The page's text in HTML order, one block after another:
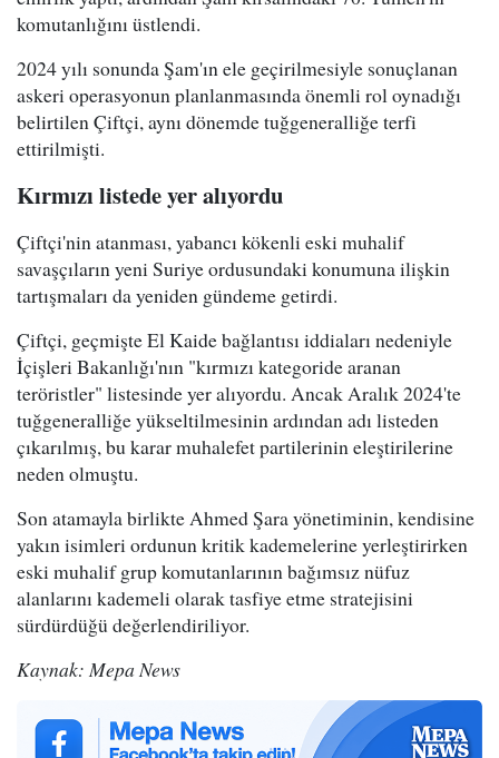
komutanlığını üstlendi.
2024 yılı sonunda Şam'ın ele geçirilmesiyle sonuçlanan
askeri operasyonun planlanmasında önemli rol oynadığı
belirtilen Çiftçi, aynı dönemde tuğgeneralliğe terfi
ettirilmişti.
Kırmızı listede yer alıyordu
Çiftçi'nin atanması, yabancı kökenli eski muhalif
savaşçıların yeni Suriye ordusundaki konumuna ilişkin
tartışmaları da yeniden gündeme getirdi.
Çiftçi, geçmişte El Kaide bağlantısı iddiaları nedeniyle
İçişleri Bakanlığı'nın "kırmızı kategoride aranan
teröristler" listesinde yer alıyordu. Ancak Aralık 2024'te
tuğgeneralliğe yükseltilmesinin ardından adı listeden
çıkarılmış, bu karar muhalefet partilerinin eleştirilerine
neden olmuştu.
Son atamayla birlikte Ahmed Şara yönetiminin, kendisine
yakın isimleri ordunun kritik kademelerine yerleştirirken
eski muhalif grup komutanlarının bağımsız nüfuz
alanlarını kademeli olarak tasfiye etme stratejisini
sürdürdüğü değerlendiriliyor.
Kaynak: Mepa News